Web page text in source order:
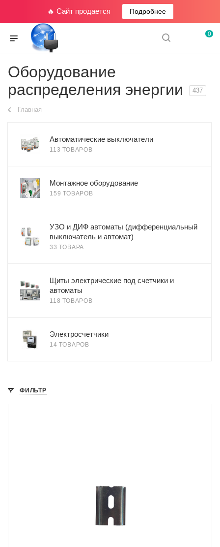
🔥 Сайт продается Подробнее
0
Оборудование
распределения энергии
437
Главная
Автоматические выключатели
113 ТОВАРОВ
Монтажное оборудование
159 ТОВАРОВ
УЗО и ДИФ автоматы (дифференциальный
выключатель и автомат)
33 ТОВАРА
Щиты электрические под счетчики и
автоматы
118 ТОВАРОВ
Электросчетчики
14 ТОВАРОВ
ФИЛЬТР